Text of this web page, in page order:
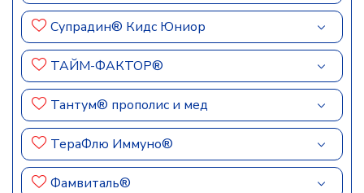
Супрадин® Кидс Юниор
ТАЙМ-ФАКТОР®
Тантум® прополис и мед
ТераФлю Иммуно®
Фамвиталь®